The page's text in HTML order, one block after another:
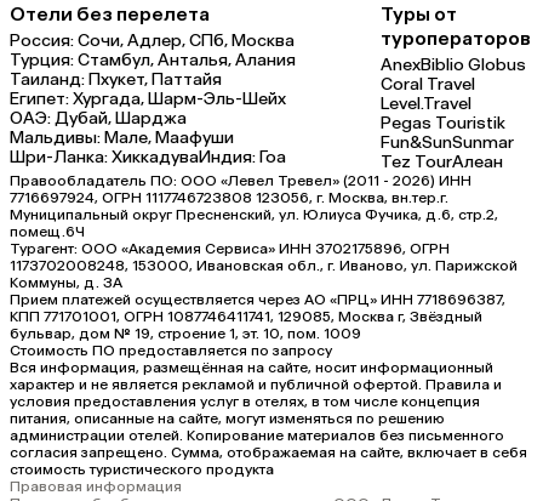
Отели без перелета
Россия:Сочи,Адлер,СПб,Москва
Турция:Стамбул,Анталья,Алания
Таиланд:Пхукет,Паттайя
Египет:Хургада,Шарм-Эль-Шейх
ОАЭ:Дубай,Шарджа
Мальдивы:Мале,Маафуши
Шри-Ланка:ХиккадуваИндия:Гоа
Туры от
туроператоров
AnexBiblio Globus
Coral Travel
Level.Travel
Pegas Touristik
Fun&SunSunmar
Tez TourАлеан
Правообладатель ПО: ООО «Левел Тревел» (2011 - 2026) ИНН
7716697924, ОГРН 1117746723808 123056, г. Москва, вн.тер.г.
Муниципальный округ Пресненский, ул. Юлиуса Фучика, д.6, стр.2,
помещ.6Ч
Турагент: ООО «Академия Сервиса» ИНН 3702175896, ОГРН
1173702008248, 153000, Ивановская обл., г. Иваново, ул. Парижской
Коммуны, д. ЗА
Прием платежей осуществляется через АО «ПРЦ» ИНН 7718696387,
КПП 771701001, ОГРН 1087746411741, 129085, Москва г, Звёздный
бульвар, дом № 19, строение 1, эт. 10, пом. 1009
Стоимость ПО предоставляется по запросу
Вся информация, размещённая на сайте, носит информационный
характер и не является рекламой и публичной офертой. Правила и
условия предоставления услуг в отелях, в том числе концепция
питания, описанные на сайте, могут изменяться по решению
администрации отелей. Копирование материалов без письменного
согласия запрещено. Сумма, отображаемая на сайте, включает в себя
стоимость туристического продукта
Правовая информация